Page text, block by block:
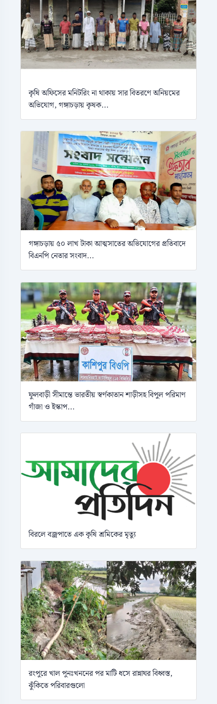
কৃষি অফিসের মনিটরিং না থাকায় সার বিতরণে অনিয়মের
অভিযোগ, গঙ্গাচড়ায় কৃষক...
গঙ্গাচড়ায় ৫০ লাখ টাকা আত্মসাতের অভিযোগের প্রতিবাদে
বিএনপি নেতার সংবাদ...
ফুলবাড়ী সীমান্তে ভারতীয় স্বর্ণকাতান শাড়ীসহ বিপুল পরিমাণ
গাঁজা ও ইস্কাপ...
বিরলে বজ্রপাতে এক কৃষি শ্রমিকের মৃত্যু
রংপুরে খাল পুনঃখননের পর মাটি ধসে রান্নাঘর বিধ্বস্ত,
ঝুঁকিতে পরিবারগুলো